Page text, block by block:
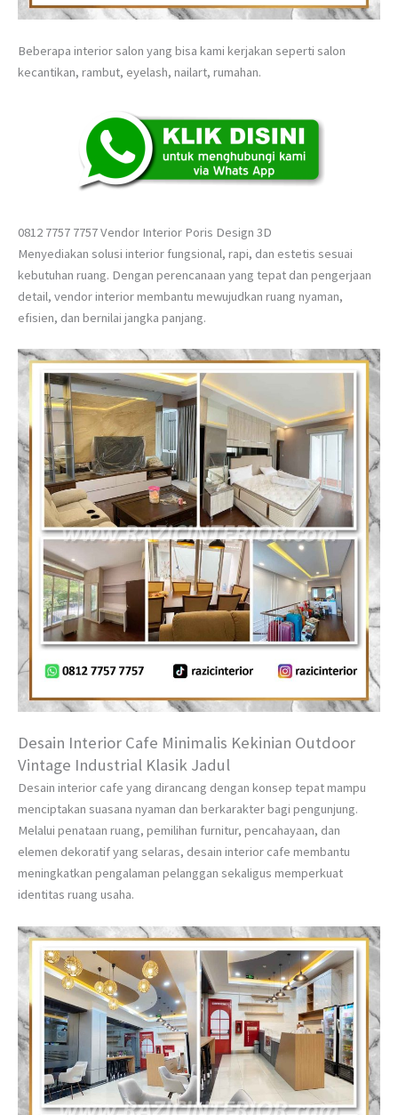
Beberapa interior salon yang bisa kami kerjakan seperti salon
kecantikan, rambut, eyelash, nailart, rumahan.
0812 7757 7757 Vendor Interior Poris Design 3D
Menyediakan solusi interior fungsional, rapi, dan estetis sesuai
kebutuhan ruang. Dengan perencanaan yang tepat dan pengerjaan
detail, vendor interior membantu mewujudkan ruang nyaman,
efisien, dan bernilai jangka panjang.
Desain Interior Cafe Minimalis Kekinian Outdoor
Vintage Industrial Klasik Jadul
Desain interior cafe yang dirancang dengan konsep tepat mampu
menciptakan suasana nyaman dan berkarakter bagi pengunjung.
Melalui penataan ruang, pemilihan furnitur, pencahayaan, dan
elemen dekoratif yang selaras, desain interior cafe membantu
meningkatkan pengalaman pelanggan sekaligus memperkuat
identitas ruang usaha.